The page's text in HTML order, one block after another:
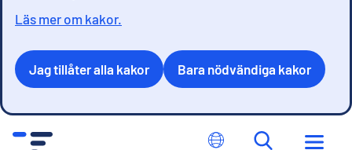
Läs mer om kakor.
Jag tillåter alla kakor Bara nödvändiga kakor